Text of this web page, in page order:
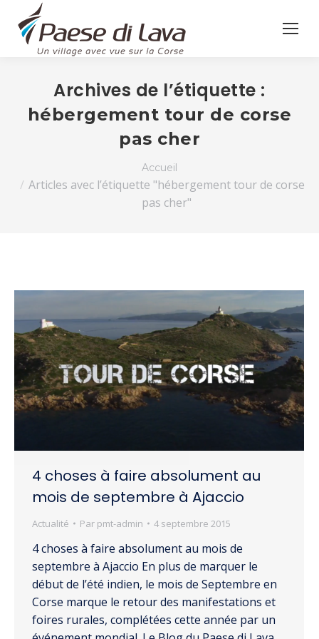
Archives de l’étiquette :
hébergement tour de corse
pas cher
Accueil
Articles avec l’étiquette "hébergement tour de corse
pas cher"
4 choses à faire absolument au
mois de septembre à Ajaccio
Actualité Par pmt-admin 4 septembre 2015
4 choses à faire absolument au mois de
septembre à Ajaccio En plus de marquer le
début de l’été indien, le mois de Septembre en
Corse marque le retour des manifestations et
foires rurales, complétées cette année par un